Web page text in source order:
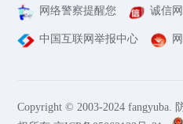
网络警察提醒您 诚信
中国互联网举报中心
Copyright © 2003-2024 fangyuba.